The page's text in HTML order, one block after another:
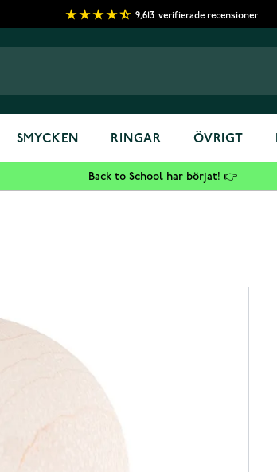
9,613 verifierade recensioner
SMYCKEN RINGAR ÖVRIGT
Back to School har börjat! 👉